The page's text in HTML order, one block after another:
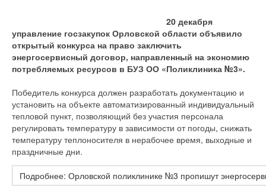
20 декабря
управление госзакупок Орловской области объявило
открытый конкурса на право заключить
энергосервисный договор, направленный на экономию
потребляемых ресурсов в БУЗ ОО «Поликлиника №3».
Победитель конкурса должен разработать документацию и
установить на объекте автоматизированный индивидуальный
тепловой пункт, позволяющий без участия персонала
регулировать температуру в зависимости от погоды, снижать
температуру теплоносителя в нерабочее время, выходные и
праздничные дни.
Подробнее: Орловской поликлинике №3 пропишут